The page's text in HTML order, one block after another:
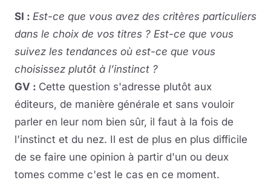
SI : Est-ce que vous avez des critères particuliers
dans le choix de vos titres ? Est-ce que vous
suivez les tendances où est-ce que vous
choisissez plutôt à l’instinct ?
GV : Cette question s'adresse plutôt aux
éditeurs, de manière générale et sans vouloir
parler en leur nom bien sûr, il faut à la fois de
l'instinct et du nez. Il est de plus en plus difficile
de se faire une opinion à partir d'un ou deux
tomes comme c'est le cas en ce moment.